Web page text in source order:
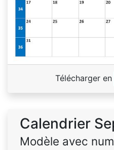
Télécharger en
Calendrier
Modèle avec